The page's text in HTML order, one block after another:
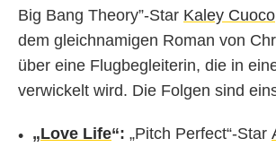
Big Bang Theory”-Star Kaley Cuoco
dem gleichnamigen Roman von
über eine Flugbegleiterin, die in
verwickelt wird. Die Folgen sind
„Love Life“: „Pitch Perfect“-Star